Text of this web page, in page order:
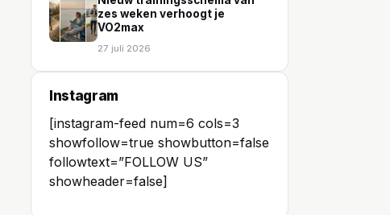
zes weken verhoogt je
VO2max
27 juli 2026
Instagram
[instagram-feed num=6 cols=3
showfollow=true showbutton=false
followtext=”FOLLOW US”
showheader=false]